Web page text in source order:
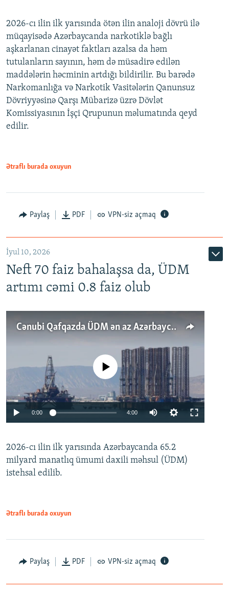
2026-cı ilin ilk yarısında ötən ilin analoji dövrü ilə
müqayisədə Azərbaycanda narkotiklə bağlı
aşkarlanan cinayət faktları azalsa da həm
tutulanların sayının, həm də müsadirə edilən
maddələrin həcminin artdığı bildirilir. Bu barədə
Narkomanlığa və Narkotik Vasitələrin Qanunsuz
Dövriyyəsinə Qarşı Mübarizə üzrə Dövlət
Komissiyasının İşçi Qrupunun məlumatında qeyd
edilir.
Ətraflı burada oxuyun
Paylaş PDF VPN-siz açmaq
İyul 10, 2026
Neft 70 faiz bahalaşsa da, ÜDM
artımı cəmi 0.8 faiz olub
Cənubi Qafqazda ÜDM ən az Azərbaycanda artır: Qonşuları niyə Bakını qabaqlaya bilir?
Auto 240p 360p 480p
No media source currently available
0:00 4:00
360p
480p
2026-cı ilin ilk yarısında Azərbaycanda 65.2
milyard manatlıq ümumi daxili məhsul (ÜDM)
istehsal edilib.
Ətraflı burada oxuyun
Paylaş PDF VPN-siz açmaq